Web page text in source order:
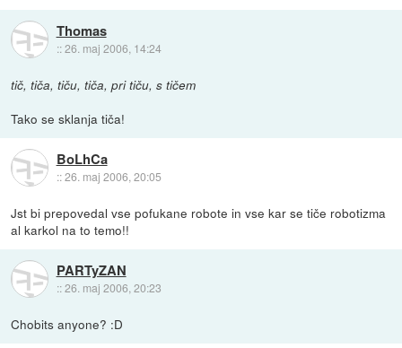
Thomas
::26. maj 2006, 14:24
tič, tiča, tiču, tiča, pri tiču, s tičem
Tako se sklanja tiča!
BoLhCa
::26. maj 2006, 20:05
Jst bi prepovedal vse pofukane robote in vse kar se tiče robotizma
al karkol na to temo!!
PARTyZAN
::26. maj 2006, 20:23
Chobits anyone? :D